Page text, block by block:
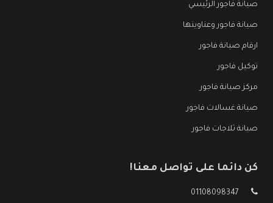
صيانة فاجور الرئيسي
صيانة فاجور وعناوينها
ارقام صيانة فاجور
توكيل فاجور
مركز صيانة فاجور
صيانة غسالات فاجور
صيانة ثلاجات فاجور
كن دائما على تواصل معنا!
01108098347